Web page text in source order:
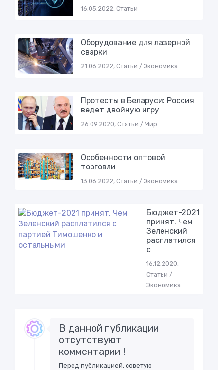
16.05.2022, Статьи
Оборудование для лазерной
сварки
21.06.2022, Статьи / Экономика
Протесты в Беларуси: Россия
ведет двoйную игру
26.09.2020, Статьи / Мир
Особенности оптовой
торговли
13.06.2022, Статьи / Экономика
Бюджет-2021
принят. Чем
Зеленский
расплатился
с
16.12.2020,
Статьи /
Экономика
В данной публикации
отсутствуют
комментарии !
Перед публикацией, советую